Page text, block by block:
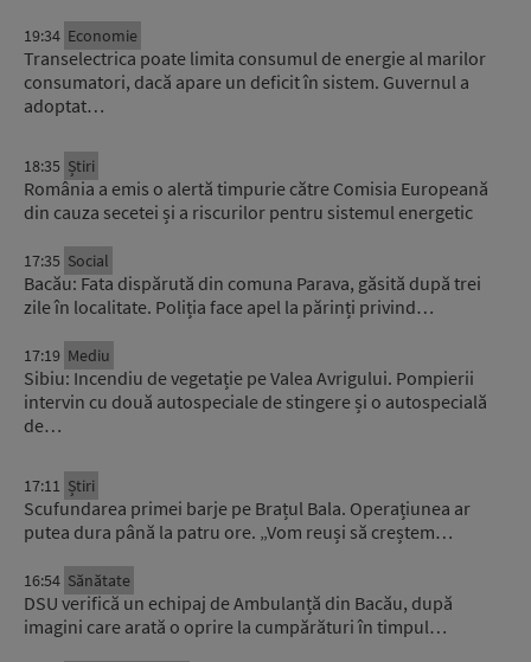
19:34 Economie
Transelectrica poate limita consumul de energie al marilor
consumatori, dacă apare un deficit în sistem. Guvernul a
adoptat…
18:35 Știri
România a emis o alertă timpurie către Comisia Europeană
din cauza secetei și a riscurilor pentru sistemul energetic
17:35 Social
Bacău: Fata dispărută din comuna Parava, găsită după trei
zile în localitate. Poliția face apel la părinți privind…
17:19 Mediu
Sibiu: Incendiu de vegetație pe Valea Avrigului. Pompierii
intervin cu două autospeciale de stingere și o autospecială
de…
17:11 Știri
Scufundarea primei barje pe Brațul Bala. Operațiunea ar
putea dura până la patru ore. „Vom reuși să creștem…
16:54 Sănătate
DSU verifică un echipaj de Ambulanță din Bacău, după
imagini care arată o oprire la cumpărături în timpul…